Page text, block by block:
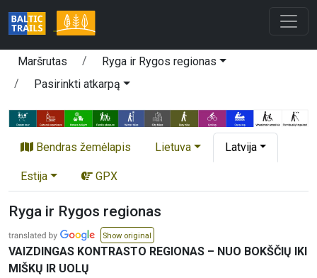
Maršrutas
Ryga ir Rygos regionas
Pasirinkti atkarpą
Bendras žemėlapis Lietuva Latvija
Estija GPX
Ryga ir Rygos regionas
Show original
VAIZDINGAS KONTRASTO REGIONAS – NUO BOKŠČIŲ IKI
MIŠKŲ IR UOLŲ